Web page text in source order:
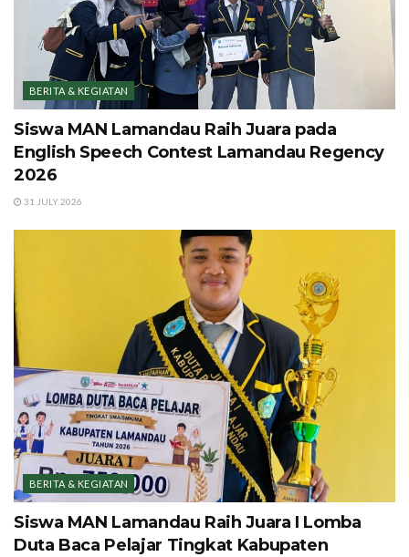
BERITA & KEGIATAN
Siswa MAN Lamandau Raih Juara pada
English Speech Contest Lamandau Regency
2026
31 JULY 2026
BERITA & KEGIATAN
Siswa MAN Lamandau Raih Juara I Lomba
Duta Baca Pelajar Tingkat Kabupaten